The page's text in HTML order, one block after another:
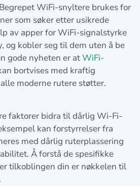
Begrepet WiFi-snyltere brukes for
som søker etter usikrede
av apper for WiFi-signalstyrke
og kobler seg til dem uten å be
gode nyheten er atWiFi-
bortvises med kraftig
moderne rutere støtter.
faktorer bidra til dårlig Wi-Fi-
kan forstyrrelser fra
med dårlig ruterplassering
Å forstå de spesifikke
tilkoblingen din er nøkkelen til